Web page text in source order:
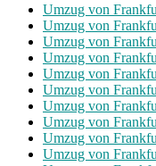
Umzug von
Umzug von
Umzug von
Umzug von
Umzug von
Umzug von
Umzug von
Umzug von
Umzug von
Umzug von